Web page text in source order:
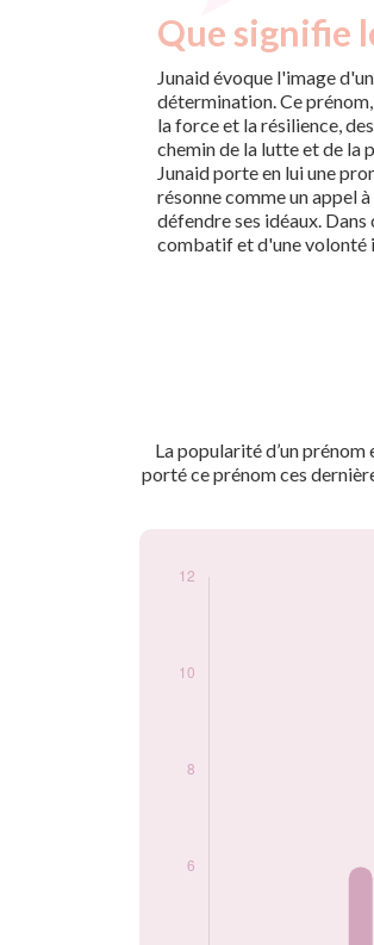
Que signifie
Junaid évoque l'image
détermination. Ce
la force et la résilience,
chemin de la lutte et de la
Junaid porte en lui une
résonne comme un appel
défendre ses idéaux.
combatif et d'une volonté
La popularité d’un
porté ce prénom ces
prénom Junaid par
2017
6
2020
6